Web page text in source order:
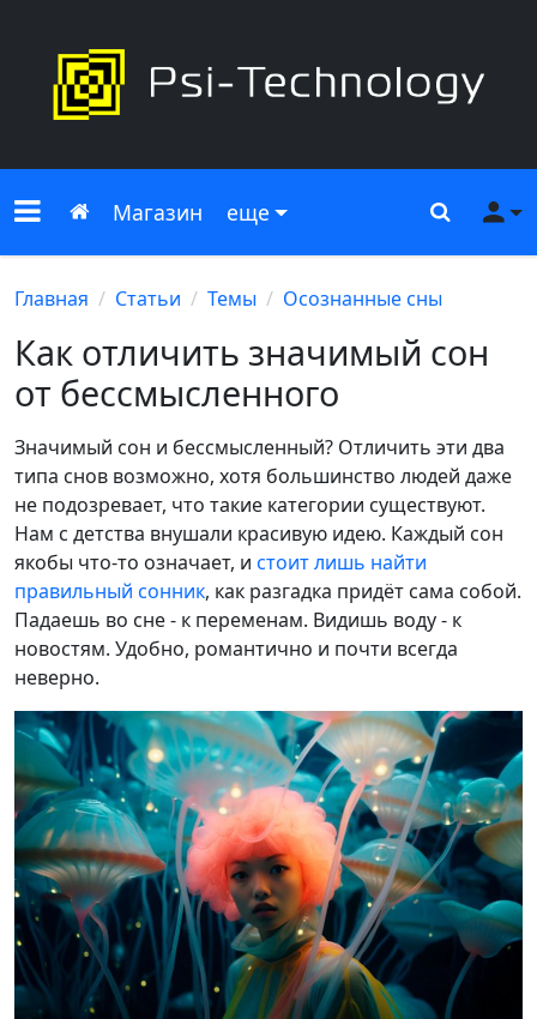
Меню сайта
Главная
Магазин еще Поиск
Главная Статьи Темы Осознанные сны
Как отличить значимый сон
от бессмысленного
Значимый сон и бессмысленный? Отличить эти два
типа снов возможно, хотя большинство людей даже
не подозревает, что такие категории существуют.
Нам с детства внушали красивую идею. Каждый сон
якобы что-то означает, и стоит лишь найти
правильный сонник, как разгадка придёт сама собой.
Падаешь во сне - к переменам. Видишь воду - к
новостям. Удобно, романтично и почти всегда
неверно.